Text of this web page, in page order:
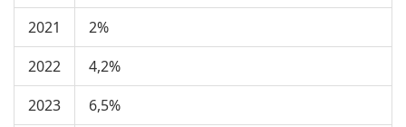
2021
2%
2022
4,2%
2023
6,5%